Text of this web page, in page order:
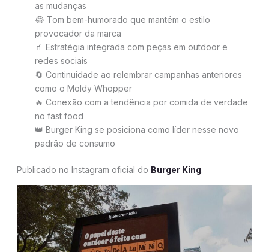
as mudanças
😂 Tom bem-humorado que mantém o estilo
provocador da marca
🧃 Estratégia integrada com peças em outdoor e
redes sociais
🔄 Continuidade ao relembrar campanhas anteriores
como o Moldy Whopper
🔥 Conexão com a tendência por comida de verdade
no fast food
👑 Burger King se posiciona como líder nesse novo
padrão de consumo
Publicado no Instagram oficial do Burger King.